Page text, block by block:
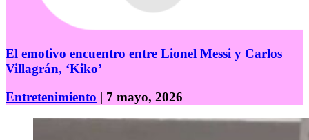
El emotivo encuentro entre Lionel Messi y Carlos
Villagrán, ‘Kiko’
Entretenimiento | 7 mayo, 2026